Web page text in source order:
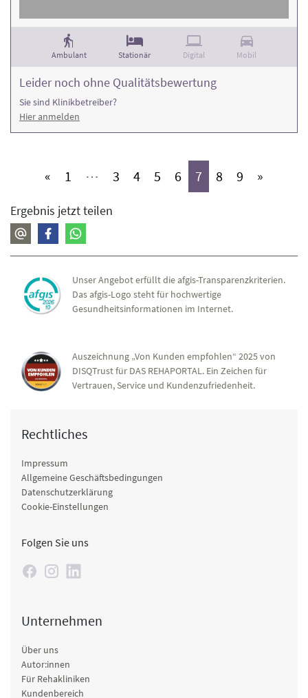
Ambulant Stationär Digital Mobil
Leider noch ohne Qualitätsbewertung
Sie sind Klinikbetreiber?
Hier anmelden
« 1 (aktiv)
⋯ 3 (aktiv)
4(aktiv)
5 (aktiv)
6 (aktiv)
7 (aktiv)
8 (aktiv)
9 (aktiv)
»
Ergebnis jetzt teilen
Unser Angebot erfüllt die afgis-Transparenzkriterien.
Das afgis-Logo steht für hochwertige
Gesundheitsinformationen im Internet.
Auszeichnung „Von Kunden empfohlen“ 2025 von
DISQTrust für DAS REHAPORTAL. Ein Zeichen für
Vertrauen, Service und Kundenzufriedenheit.
Rechtliches
Impressum
Allgemeine Geschäftsbedingungen
Datenschutzerklärung
Cookie-Einstellungen
Folgen Sie uns
Unternehmen
Über uns
Autor:innen
Für Rehakliniken
Kundenbereich